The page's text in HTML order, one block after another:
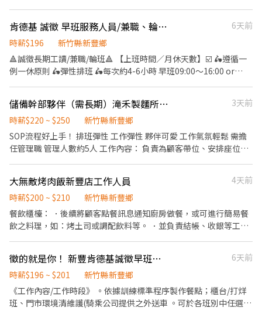
性，可任選4-6小時 ✅二次就業、外籍人士通通歡迎 ✅適合學生課
業，打工兼顧 ✅相互介紹，享有額外獎金 【薪資福利】☑️ 🔺時薪
$196起 🔺85折員工餐 免費制服2套 🔺國定假日雙倍薪資 🔺享有勞
健保、年假代金、勞退
肯德基 誠徵 早班服務人員/兼職、輪班、打工
6天前
時薪$196
新竹縣新豐鄉
🔺誠徵長期工讀/兼職/輪班🔺 【上班時間／月休天數】☑️ 🛵遵循一
例一休原則 🛵彈性排班 🛵每次約4-6小時 早班09:00～16:00 or
二次就業、外籍人士通通歡迎 ✅適合學生課業，打工兼顧 ✅相互介
紹，享有額外獎金 【薪資福利】☑️ 🔺時薪$196起 🔺85折員工餐 免
費制服2套 🔺國定假日雙倍薪資 🔺享有勞健保、年假代金、勞退
儲備幹部夥伴（需長期）滝禾製麵所-新竹新豐店
3天前
時薪$220 ~ $250
新竹縣新豐鄉
SOP流程好上手！ 排班彈性 工作彈性 夥伴可愛 工作氣氛輕鬆 需擔
任管理職 管理人數約5人 工作內容： 負責為顧客帶位、安排座位、
顧客用餐完畢後，負責收拾碗盤與清理環境。 並負責結帳、收銀等
工作。 擔任廚師的助手，處理烹飪前與烹飪中之準備工作與其他餐
廳相關事務。 負責洗、剝、削、切各種食材。 負責清理工作環境、
設備和餐具。 準備不同餐點所需要的食材。 協助測量食材的容量與
主管要求協助店內夥伴完成交代事務 並無特別區分內外場人員 以上
大無敵烤肉飯新豐店工作人員
4天前
時薪$200 ~ $210
新竹縣新豐鄉
餐飲櫃檯： ．後續將顧客點餐訊息通知廚房做餐，或可進行簡易餐
飲之料理，如：烤土司或調配飲料等。 ．並負責結帳、收銀等工
清理工作環境、設備和餐具。 ．準備不同餐點所需要的食材。 ．協
助測量食材的容量與重量。 ．負責擺盤、打包外帶服務。 早班
8:30/9:00/9:30-13:00/13:30/14:00 晚班16:00/18:00-
20:00/20:30/21:00
徵的就是你！ 新豐肯德基誠徵早班人員
6天前
時薪$196 ~ $201
新竹縣新豐鄉
《工作內容/工作時段》 。依據訓練標準程序製作餐點；櫃台/打烊
班、門市環境清維護(騎乘公司提供之外送車 。可於各班別中任選4-